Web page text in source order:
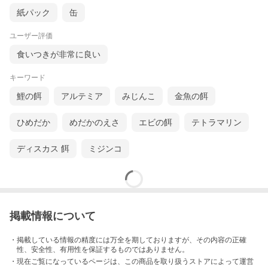
紙パック 缶
ユーザー評価
食いつきが非常に良い
キーワード
鯉の餌 アルテミア みじんこ 金魚の餌
ひめだか めだかのえさ エビの餌 テトラマリン
ディスカス 餌 ミジンコ
掲載情報について
・掲載している情報の精度には万全を期しておりますが、その内容の正確
性、安全性、有用性を保証するものではありません。
・現在ご覧になっているページは、この商品を取り扱うストアによって運営